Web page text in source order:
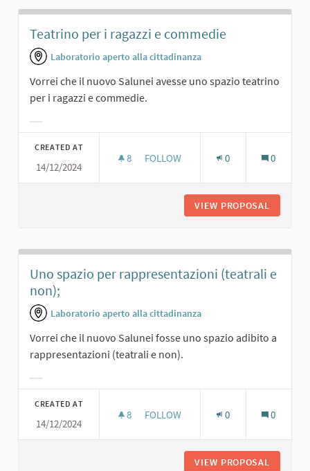
Teatrino per i ragazzi e commedie
Laboratorio aperto alla cittadinanza
Vorrei che il nuovo Salunei avesse uno spazio teatrino
per i ragazzi e commedie.
CREATED AT
14/12/2024
8 8 FOLLOWERS
FOLLOW 0 0
VIEW PROPOSAL
Uno spazio per rappresentazioni (teatrali e
non);
Laboratorio aperto alla cittadinanza
Vorrei che il nuovo Salunei fosse uno spazio adibito a
rappresentazioni (teatrali e non).
CREATED AT
14/12/2024
8 8 FOLLOWERS
FOLLOW 0 0
VIEW PROPOSAL